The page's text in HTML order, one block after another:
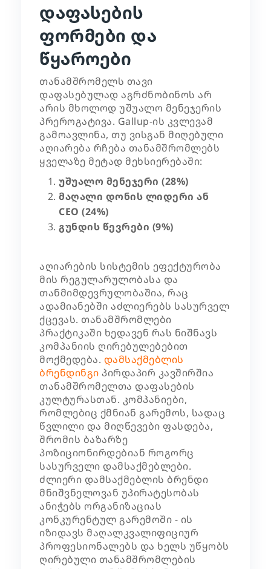
დაფასების
ფორმები და
წყაროები
თანამშრომელს თავი
დაფასებულად აგრძნობინოს არ
არის მხოლოდ უშუალო მენეჯერის
პრეროგატივა. Gallup-ის კვლევამ
გამოავლინა, თუ ვისგან მიღებული
აღიარება რჩება თანამშრომლებს
ყველაზე მეტად მეხსიერებაში:
უშუალო მენეჯერი (28%)
მაღალი დონის ლიდერი ან
CEO (24%)
გუნდის წევრები (9%)
აღიარების სისტემის ეფექტურობა
მის რეგულარულობასა და
თანმიმდევრულობაშია, რაც
ადამიანებში აძლიერებს სასურველ
ქცევას. თანამშრომლები
პრაქტიკაში ხედავენ რას ნიშნავს
კომპანიის ღირებულებებით
მოქმედება. დამსაქმებლის
ბრენდინგი პირდაპირ კავშირშია
თანამშრომელთა დაფასების
კულტურასთან. კომპანიები,
რომლებიც ქმნიან გარემოს, სადაც
წვლილი და მიღწევები ფასდება,
შრომის ბაზარზე
პოზიციონირდებიან როგორც
სასურველი დამსაქმებლები.
ძლიერი დამსაქმებლის ბრენდი
მნიშვნელოვან უპირატესობას
ანიჭებს ორგანიზაციას
კონკურენტულ გარემოში - ის
იზიდავს მაღალკვალიფიციურ
პროფესიონალებს და ხელს უწყობს
ღირებული თანამშრომლების